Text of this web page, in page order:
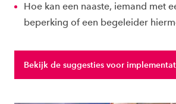
Hoe kan een naaste, iemand met
beperking of een begeleider
Bekijk de suggesties voor